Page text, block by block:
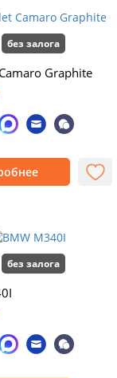
без залога
Graphite
без залога